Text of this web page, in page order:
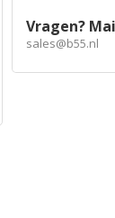
Vragen?
sales@b55.nl